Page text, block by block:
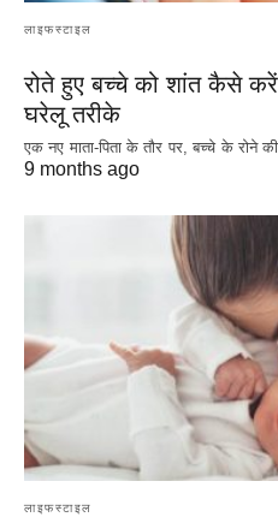
लाइफस्टाइल
रोते हुए बच्चे को शांत कैसे
घरेलू तरीके
एक नए माता-पिता के तौर पर, बच्चे के रोने
9 months ago
लाइफस्टाइल